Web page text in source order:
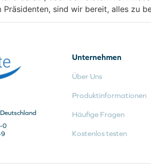
sind wir bereit, alles zu
0
9
Unternehmen
Über Uns
Produktinformationen
Häufige Fragen
Kostenlos testen